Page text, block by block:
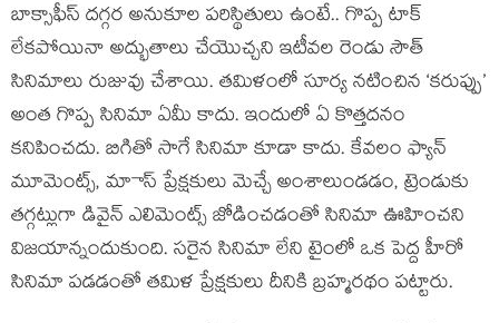
బాక్సాఫీస్ దగ్గర అనుకూల పరిస్థితులు ఉంటే.. గొప్ప టాక్
లేకపోయినా అద్భుతాలు చేయొచ్చని ఇటీవల రెండు సౌత్
సినిమాలు రుజువు చేశాయి. తమిళంలో సూర్య నటించిన ‘కరుప్పు’
అంత గొప్ప సినిమా ఏమీ కాదు. ఇందులో ఏ కొత్తదనం
కనిపించదు. బిగితో సాగే సినిమా కూడా కాదు. కేవలం ఫ్యాన్
మూమెంట్స్, మాాస్ ప్రేక్షకులు మెచ్చే అంశాలుండడం, ట్రెండుకు
తగ్గట్లుగా డివైన్ ఎలిమెంట్స్ జోడించడంతో సినిమా ఊహించని
విజయాన్నందుకుంది. సరైన సినిమా లేని టైంలో ఒక పెద్ద హీరో
సినిమా పడడంతో తమిళ ప్రేక్షకులు దీనికి బ్రహ్మరథం పట్టారు.